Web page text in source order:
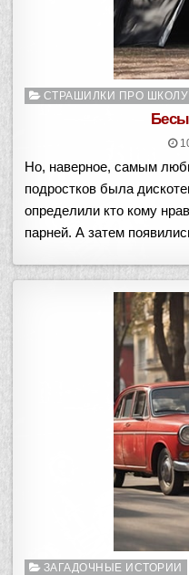
Опубликовано
СТРАШИЛКИ ПРО ШКОЛУ
Но, наверное, самым
подростков была
определили кто кому
парней. А затем
Опубликовано
ЗАГАДОЧНЫЕ ИСТОРИИ